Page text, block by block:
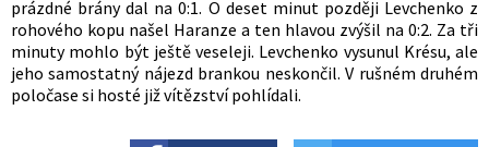
prázdné brány dal na 0:1. O deset minut později Levchenko z
rohového kopu našel Haranze a ten hlavou zvýšil na 0:2. Za tři
minuty mohlo být ještě veseleji. Levchenko vysunul Krésu, ale
jeho samostatný nájezd brankou neskončil. V rušném druhém
poločase si hosté již vítězství pohlídali.